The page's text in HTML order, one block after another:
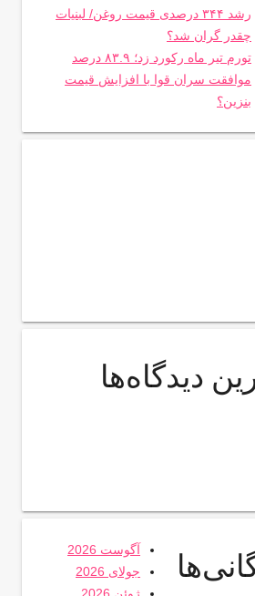
رشد ۳۴۴ درصدی قیمت روغن/ لبنیات
چقدر گران شد؟
تورم تیر ماه رکورد زد؛ ۸۳.۹ درصد
موافقت سران قوا با افزایش قیمت
بنزین؟
دیدگاه‌ها
آگوست 2026
جولای 2026